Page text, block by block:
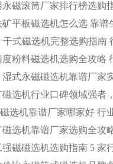
强磁磁选机选购指南 5 家